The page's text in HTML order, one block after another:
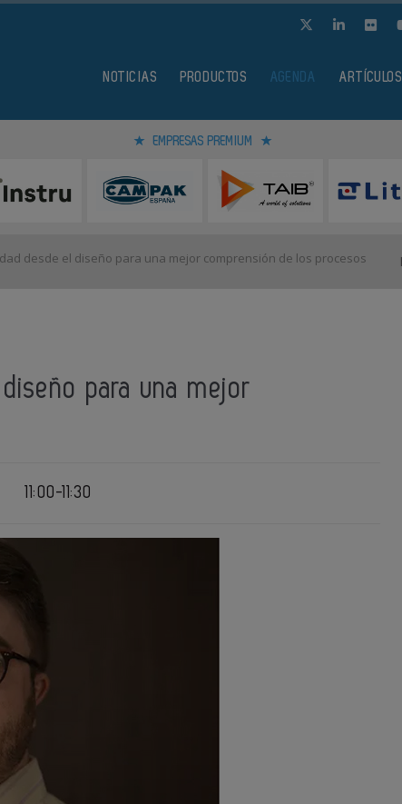
NOTICIAS PRODUCTOS AGENDA ARTÍCULOS
EMPRESAS PREMIUM
desde el diseño para una mejor comprensión de los procesos
para una mejor
11:00-11:30